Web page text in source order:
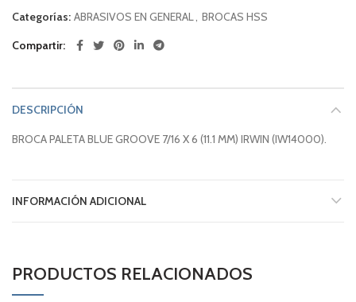
Categorías: ABRASIVOS EN GENERAL, BROCAS HSS
Compartir
DESCRIPCIÓN
BROCA PALETA BLUE GROOVE 7/16 X 6 (11.1 MM) IRWIN (IW14000).
INFORMACIÓN ADICIONAL
PRODUCTOS RELACIONADOS